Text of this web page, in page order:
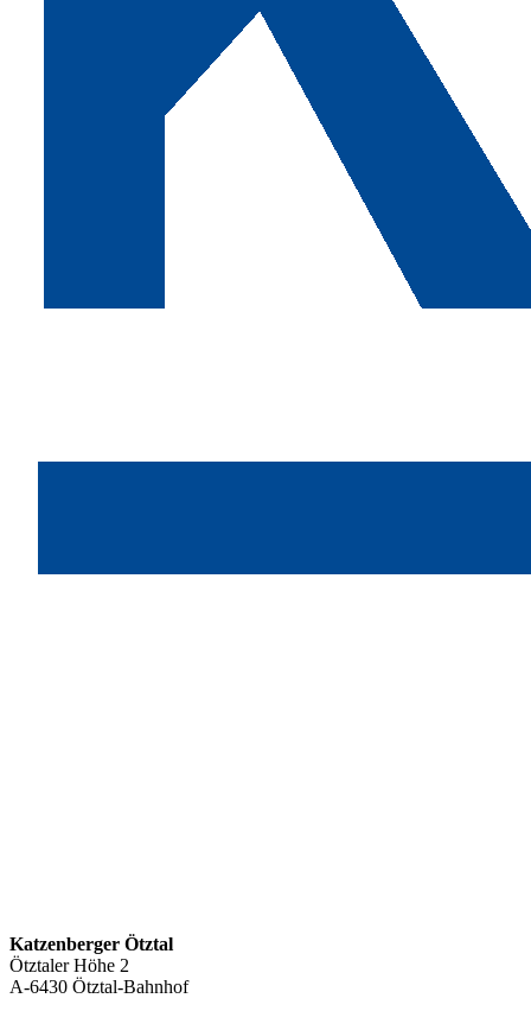
Katzenberger Ötztal
Ötztaler Höhe 2
A-6430 Ötztal-Bahnhof